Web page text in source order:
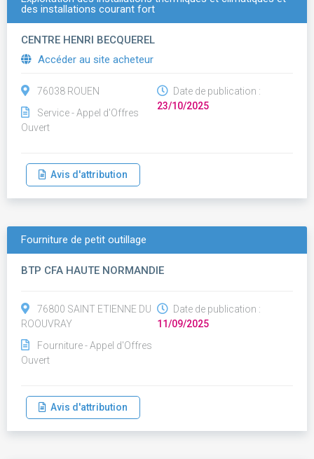
des installations courant fort
CENTRE HENRI BECQUEREL
Accéder au site acheteur
76038 ROUEN
Service - Appel d'Offres
Ouvert
Date de publication :
23/10/2025
Avis d'attribution
Fourniture de petit outillage
BTP CFA HAUTE NORMANDIE
76800 SAINT ETIENNE DU
ROOUVRAY
Fourniture - Appel d'Offres
Ouvert
Date de publication :
11/09/2025
Avis d'attribution